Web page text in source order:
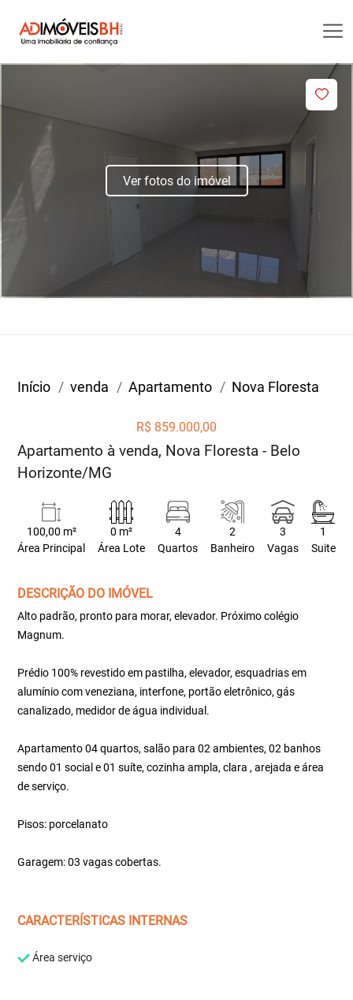
Ver fotos do imóvel
Início venda Apartamento Nova Floresta
R$ 859.000,00
Apartamento à venda, Nova Floresta - Belo
Horizonte/MG
100,00 m²
Área Principal
0 m²
Área Lote
4
Quartos
2
Banheiro
3
Vagas
1
Suite
DESCRIÇÃO DO IMÓVEL
Alto padrão, pronto para morar, elevador. Próximo colégio
Magnum.
Prédio 100% revestido em pastilha, elevador, esquadrias em
alumínio com veneziana, interfone, portão eletrônico, gás
canalizado, medidor de água individual.
Apartamento 04 quartos, salão para 02 ambientes, 02 banhos
sendo 01 social e 01 suíte, cozinha ampla, clara , arejada e área
de serviço.
Pisos: porcelanato
Garagem: 03 vagas cobertas.
CARACTERÍSTICAS INTERNAS
Área serviço